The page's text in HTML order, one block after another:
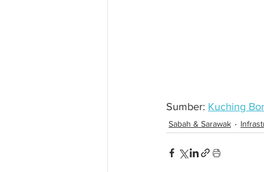
Sumber: Kuching
Sabah & Sarawak